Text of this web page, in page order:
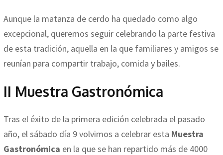
Aunque la matanza de cerdo ha quedado como algo
excepcional, queremos seguir celebrando la parte festiva
de esta tradición, aquella en la que familiares y amigos se
reunían para compartir trabajo, comida y bailes.
II Muestra Gastronómica
Tras el éxito de la primera edición celebrada el pasado
año, el sábado día 9 volvimos a celebrar esta Muestra
Gastronómica en la que se han repartido más de 4000